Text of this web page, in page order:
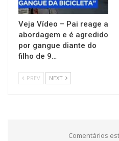
Veja Vídeo – Pai reage a
abordagem e é agredido
por gangue diante do
filho de 9…
PREV NEXT
Comentários